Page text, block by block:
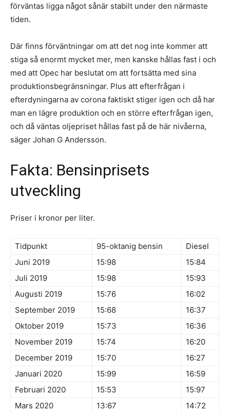
förväntas ligga något sånär stabilt under den närmaste
tiden.
Där finns förväntningar om att det nog inte kommer att
stiga så enormt mycket mer, men kanske hållas fast i och
med att Opec har beslutat om att fortsätta med sina
produktionsbegränsningar. Plus att efterfrågan i
efterdyningarna av corona faktiskt stiger igen och då har
man en lägre produktion och en större efterfrågan igen,
och då väntas oljepriset hållas fast på de här nivåerna,
säger Johan G Andersson.
Fakta: Bensinprisets
utveckling
Priser i kronor per liter.
Tidpunkt 95-oktanig bensin
Diesel
Juni 2019
15:98
15:84
Juli 2019
15:98
15:93
Augusti 2019
15:76
16:02
September 2019
15:68
16:37
Oktober 2019
15:73
16:36
November 2019
15:74
16:20
December 2019
15:70
16:27
Januari 2020
15:99
16:59
Februari 2020
15:53
15:97
Mars 2020
13:67
14:72